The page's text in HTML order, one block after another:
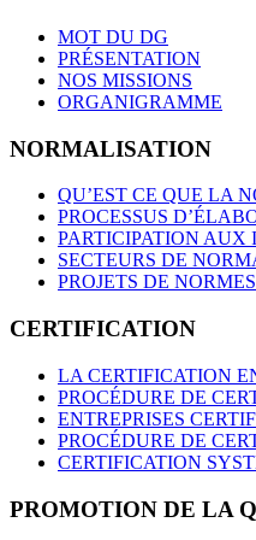
MOT DU DG
PRÉSENTATION
NOS MISSIONS
ORGANIGRAMME
NORMALISATION
QU’EST CE QUE LA
PROCESSUS
PARTICIPATION AUX
SECTEURS DE
PROJETS DE
CERTIFICATION
LA CERTIFICATION
PROCÉDURE DE
ENTREPRISES
PROCÉDURE DE
CERTIFICATION
PROMOTION DE LA